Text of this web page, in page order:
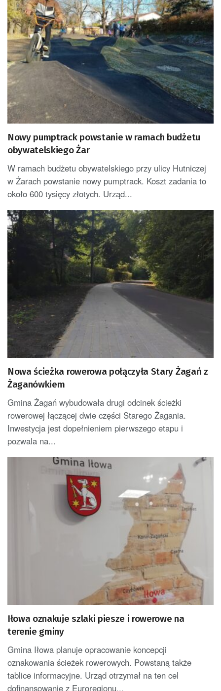
Nowy pumptrack powstanie w ramach budżetu
obywatelskiego Żar
W ramach budżetu obywatelskiego przy ulicy Hutniczej
w Żarach powstanie nowy pumptrack. Koszt zadania to
około 600 tysięcy złotych. Urząd...
Nowa ścieżka rowerowa połączyła Stary Żagań z
Żaganówkiem
Gmina Żagań wybudowała drugi odcinek ścieżki
rowerowej łączącej dwie części Starego Żagania.
Inwestycja jest dopełnieniem pierwszego etapu i
pozwala na...
Iłowa oznakuje szlaki piesze i rowerowe na
terenie gminy
Gmina Iłowa planuje opracowanie koncepcji
oznakowania ścieżek rowerowych. Powstaną także
tablice informacyjne. Urząd otrzymał na ten cel
dofinansowanie z Euroregionu...